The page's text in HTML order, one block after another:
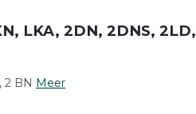
LKA, 2DN, 2DNS, 2LD,
2 BN Meer